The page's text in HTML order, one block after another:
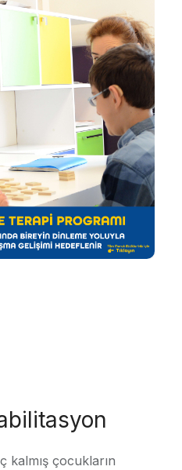
kalmış çocukların